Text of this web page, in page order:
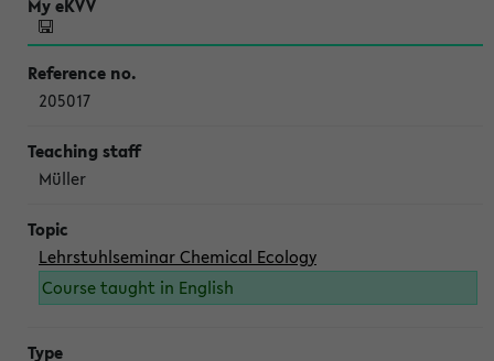
205017
Müller
Lehrstuhlseminar Chemical Ecology
Course taught in English